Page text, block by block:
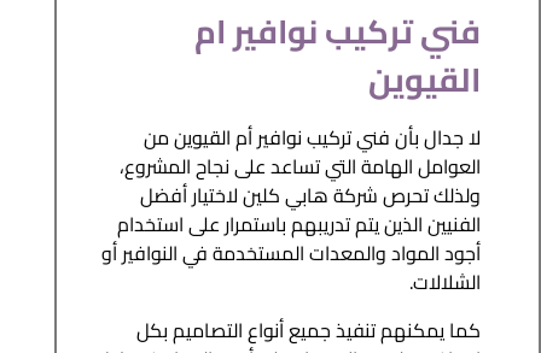
فني تركيب نوافير ام
القيوين
لا جدال بأن فني تركيب نوافير أم القيوين من
العوامل الهامة التي تساعد على نجاح المشروع،
ولذلك تحرص شركة هابي كلين لاختيار أفضل
الفنيين الذين يتم تدريبهم باستمرار على استخدام
أجود المواد والمعدات المستخدمة في النوافير أو
الشلالات.
كما يمكنهم تنفيذ جميع أنواع التصاميم بكل